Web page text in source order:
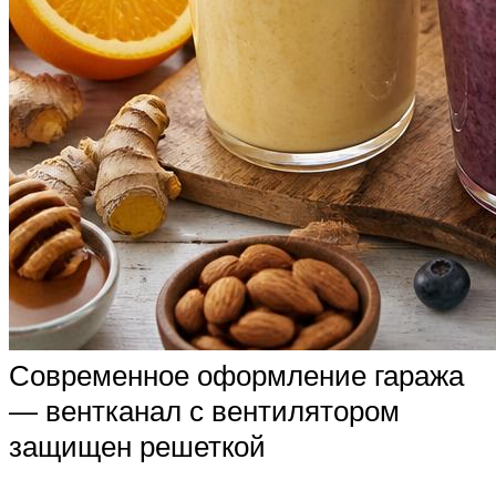
Современное оформление гаража
— вентканал с вентилятором
защищен решеткой